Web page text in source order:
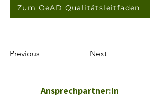
Zum OeAD Qualitätsleitfaden
Previous Next
Ansprechpartner:in